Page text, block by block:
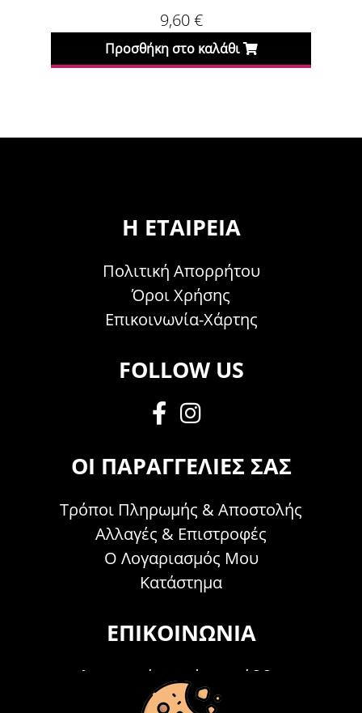
Προσθήκη στο καλάθι
Η ΕΤΑΙΡΕΊΑ
Πολιτική Απορρήτου
Όροι Χρήσης
Επικοινωνία-Χάρτης
FOLLOW US
ΟΙ ΠΑΡΑΓΓΕΛΊΕΣ ΣΑΣ
Τρόποι Πληρωμής & Αποστολής
Αλλαγές & Επιστροφές
Ο Λογαριασμός Μου
Κατάστημα
ΕΠΙΚΟΙΝΩΝΊΑ
Τηλεφωνικά Δευτέρα - Σάββατο
09:00 - 15:00